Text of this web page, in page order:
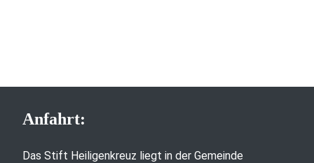
Anfahrt:
Das Stift Heiligenkreuz liegt in der Gemeinde